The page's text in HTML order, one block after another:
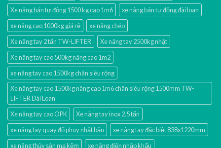
Xe nâng bán tự động 1500 kg cao 1m6
xe nâng bán tự động đài loan
xe nâng cao 1000kg giá rẻ
xe nâng chéo
Xe nâng tay 2 tấn TW-LIFTER
Xe nâng tay 2500kg nhật
Xe nâng tay cao 500kg nâng cao 1m2
xe nâng tay cao 1500kg chân siêu rộng
Xe nâng tay cao 1500kg nâng cao 1m6 chân siêu rộng 1500mm TW-
LIFTER Đài Loan
Xe nâng tay cao OPK
Xe nâng tay inox 2.5 tấn
xe nâng tay quay đổ phuy nhật bản
xe nâng tay đặc biệt 838x1220mm
xe nâng thủy sản mạ kẽm
xe nâng điện nhập khấu